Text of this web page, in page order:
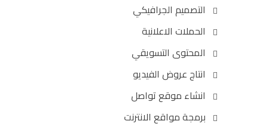
التصميم الجرافيكي
الحملات الاعلانية
المحتوى التسويقي
انتاج عروض الفيديو
انشاء موقع تواصل
برمجة مواقع الانترنت